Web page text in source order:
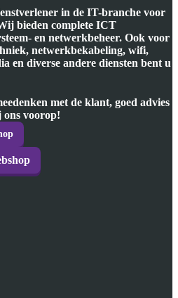
in de IT-branche voor
bieden complete ICT
en netwerkbeheer. Ook voor
netwerkbekabeling, wifi,
en diverse andere diensten bent u
met de klant, goed advies
ons voorop!